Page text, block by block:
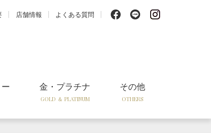
金・プラチナ
GOLD ＆ PLATINUM
その他
OTHERS
店舗情報 よくある質問 f l i